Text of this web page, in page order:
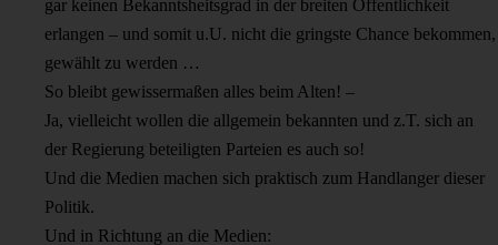
gar keinen Bekanntsheitsgrad in der breiten Öffentlichkeit
erlangen – und somit u.U. nicht die gringste Chance bekommen,
gewählt zu werden …
So bleibt gewissermaßen alles beim Alten! –
Ja, vielleicht wollen die allgemein bekannten und z.T. sich an
der Regierung beteiligten Parteien es auch so!
Und die Medien machen sich praktisch zum Handlanger dieser
Politik.
Und in Richtung an die Medien: